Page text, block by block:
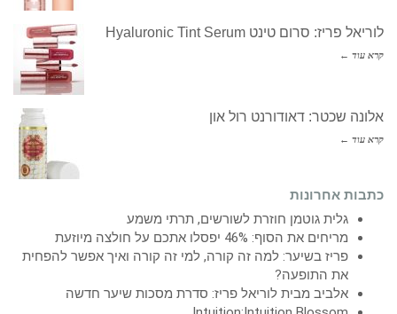
לוריאל פריז: סרום טינט Hyaluronic Tint Serum
קרא עוד ←
אלונה שכטר: דאודורנט רול און
קרא עוד ←
כתבות אחרונות
גלית גוטמן חוזרת לשורשים, תרתי משמע
מריחים את הסוף: 46% יפסלו אתכם על חולצה מיוזעת
פריז בשיער: למה זה קורה, למי זה קורה ואיך אפשר להפחית
את התופעה?
אלביב מבית לוריאל פריז: סדרת מסכות שיער חדשה